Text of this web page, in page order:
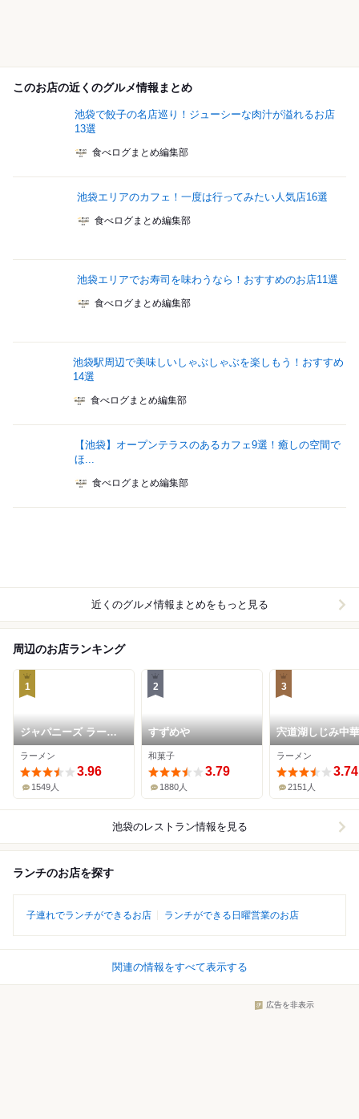
このお店の近くのグルメ情報まとめ
池袋で餃子の名店巡り！ジューシーな肉汁が溢れるお店
13選
食べログまとめ編集部
池袋エリアのカフェ！一度は行ってみたい人気店16選
食べログまとめ編集部
池袋エリアでお寿司を味わうなら！おすすめのお店11選
食べログまとめ編集部
池袋駅周辺で美味しいしゃぶしゃぶを楽しもう！おすすめ
14選
食べログまとめ編集部
【池袋】オープンテラスのあるカフェ9選！癒しの空間で
ほ...
食べログまとめ編集部
近くのグルメ情報まとめをもっと見る
周辺のお店ランキング
1
ジャパニーズ ラーメ
ン 五感
ラーメン
3.96
1549人
2
すずめや
和菓子
3.79
1880人
3
宍道湖しじみ中
琥珀 池袋店
ラーメン
3.74
2151人
池袋のレストラン情報を見る
ランチのお店を探す
子連れでランチができるお店 ランチができる日曜営業のお店
関連の情報をすべて表示する
広告を非表示